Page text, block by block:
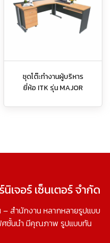
ชุดโต๊ะทำงานผู้บริหาร
ยี่ห้อ ITK รุ่น MAJOR
เจอร์ เซ็นเตอร์ จำกัด
– สำนักงาน หลากหลายรูปแบบ
ชั้นนำ มีคุณภาพ รูปแบบทัน